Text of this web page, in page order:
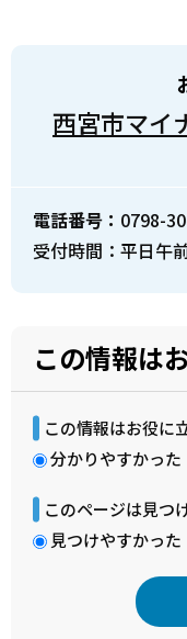
西宮市マイ
電話番号： 0798-
受付時間：平日午
この情報は
この情報はお役に
分かりやすかった
このページは見つ
見つけやすかった